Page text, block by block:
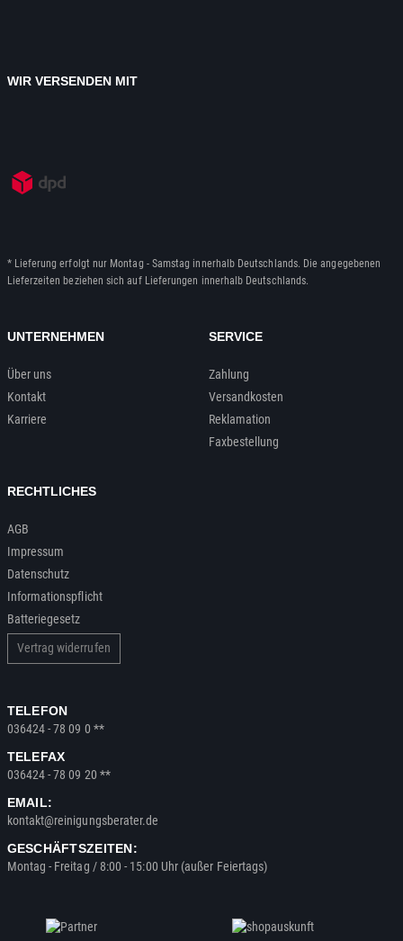
WIR VERSENDEN MIT
* Lieferung erfolgt nur Montag - Samstag innerhalb Deutschlands. Die angegebenen
Lieferzeiten beziehen sich auf Lieferungen innerhalb Deutschlands.
UNTERNEHMEN
Über uns
Kontakt
Karriere
SERVICE
Zahlung
Versandkosten
Reklamation
Faxbestellung
RECHTLICHES
AGB
Impressum
Datenschutz
Informationspflicht
Batteriegesetz
Vertrag widerrufen
TELEFON
036424 - 78 09 0 **
TELEFAX
036424 - 78 09 20 **
EMAIL:
kontakt@reinigungsberater.de
GESCHÄFTSZEITEN:
Montag - Freitag / 8:00 - 15:00 Uhr (außer Feiertags)